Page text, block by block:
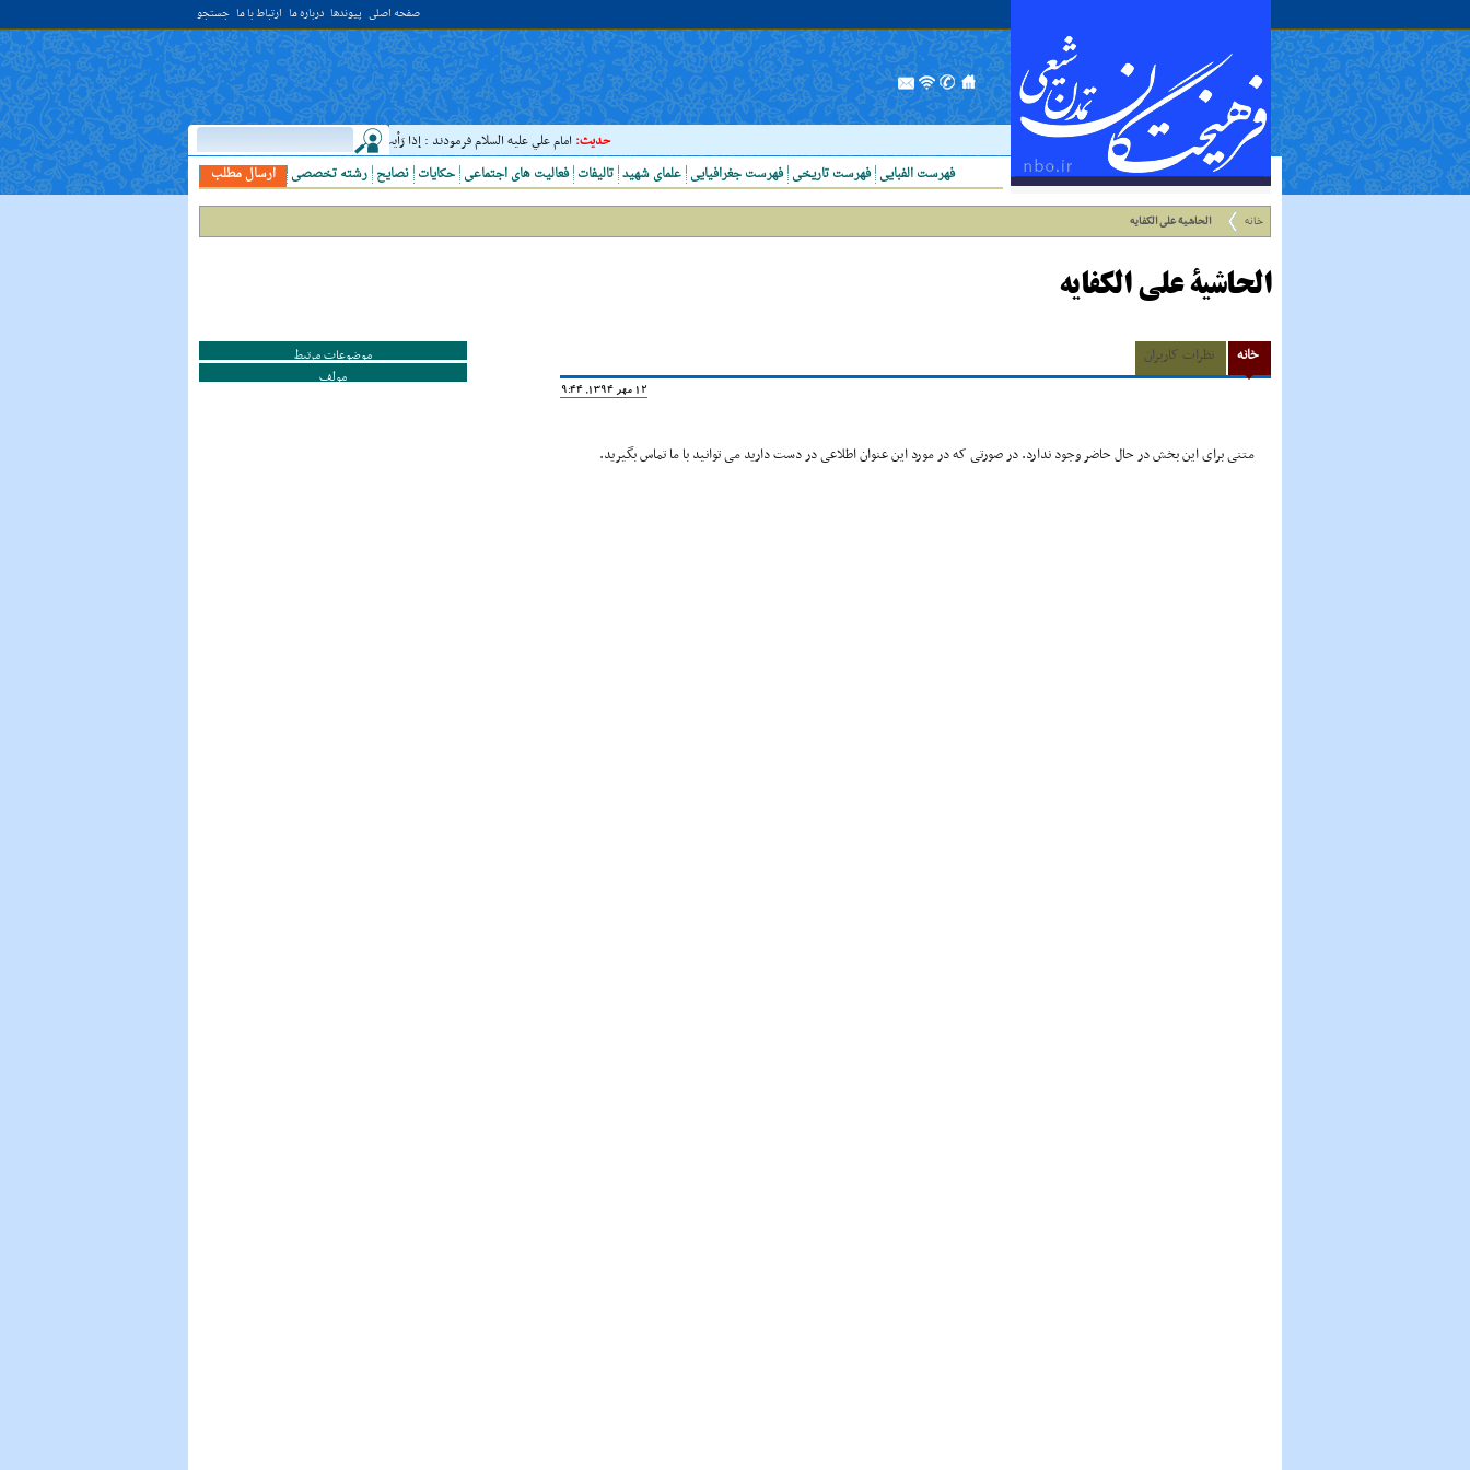
صفحه اصلی پیوندها درباره ما ارتباط با ما جستجو
حدیث:امام علي عليه السلام فرمودند : إذا رَأيتَ عالِما فَکُن لَهُ خادِما ؛ هرگاه دانشمندى ديدى، به او خدمت کن. ( غررالحکم ح ۴۰۴۴ )
ارسال مطلب
رشته تخصصی نصایح حکایات فعالیت های اجتماعی تالیفات علمای شهید فهرست جغرافیایی فهرست تاریخی فهرست الفبایی
خانه الحاشیة على الکفایه
الحاشیة على الکفایه
خانه نظرات کاربران
12 مهر 1394, 19:44
متنی برای این بخش در حال حاضر وجود ندارد. در صورتی که در مورد این عنوان اطلاعی در دست دارید می توانید با ما تماس بگیرید.
موضوعات مرتبط
مولف